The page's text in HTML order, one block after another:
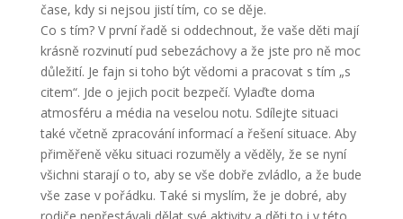
čase, kdy si nejsou jistí tím, co se děje.
Co s tím? V první řadě si oddechnout, že vaše děti mají
krásně rozvinutí pud sebezáchovy a že jste pro ně moc
důležití. Je fajn si toho být vědomi a pracovat s tím „s
citem“. Jde o jejich pocit bezpečí. Vylaďte doma
atmosféru a média na veselou notu. Sdílejte situaci
také včetně zpracování informací a řešení situace. Aby
přiměřeně věku situaci rozuměly a věděly, že se nyní
všichni starají o to, aby se vše dobře zvládlo, a že bude
vše zase v pořádku. Také si myslím, že je dobré, aby